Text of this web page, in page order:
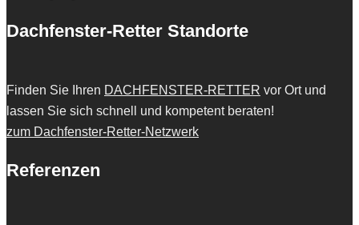
Dachfenster-Retter Standorte
Finden Sie Ihren DACHFENSTER-RETTER vor Ort und
lassen Sie sich schnell und kompetent beraten!
zum Dachfenster-Retter-Netzwerk
Referenzen